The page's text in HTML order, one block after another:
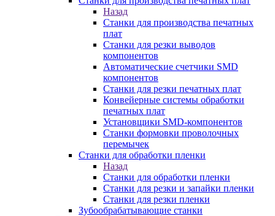
Назад
Станки для производства печатных
плат
Станки для резки выводов
компонентов
Автоматические счетчики SMD
компонентов
Станки для резки печатных плат
Конвейерные системы обработки
печатных плат
Установщики SMD-компонентов
Станки формовки проволочных
перемычек
Станки для обработки пленки
Назад
Станки для обработки пленки
Станки для резки и запайки пленки
Станки для резки пленки
Зубообрабатывающие станки